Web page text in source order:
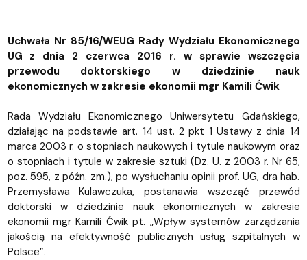
Uchwała Nr 85/16/WEUG Rady Wydziału Ekonomicznego
UG z dnia 2 czerwca 2016 r. w sprawie wszczęcia
przewodu doktorskiego w dziedzinie nauk
ekonomicznych w zakresie ekonomii mgr Kamili Ćwik
Rada Wydziału Ekonomicznego Uniwersytetu Gdańskiego,
działając na podstawie art. 14 ust. 2 pkt 1 Ustawy z dnia 14
marca 2003 r. o stopniach naukowych i tytule naukowym oraz
o stopniach i tytule w zakresie sztuki (Dz. U. z 2003 r. Nr 65,
poz. 595, z późn. zm.), po wysłuchaniu opinii prof. UG, dra hab.
Przemysława Kulawczuka, postanawia wszcząć przewód
doktorski w dziedzinie nauk ekonomicznych w zakresie
ekonomii mgr Kamili Ćwik pt. „Wpływ systemów zarządzania
jakością na efektywność publicznych usług szpitalnych w
Polsce”.